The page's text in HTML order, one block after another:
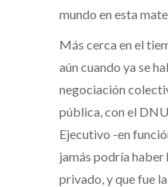
mundo en esta
Más cerca en el
aún cuando ya se
negociación
pública, con el
Ejecutivo -en
jamás podría haber
privado, y que fue